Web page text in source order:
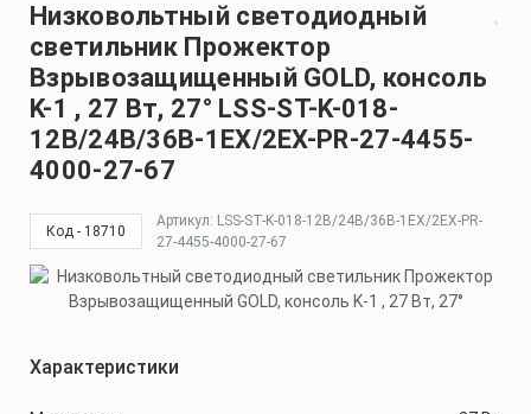
Низковольтный светодиодный
светильник Прожектор
Взрывозащищенный GOLD, консоль
K-1 , 27 Вт, 27° LSS-ST-K-018-
12В/24В/36В-1EX/2EX-PR-27-4455-
4000-27-67
Код - 18710
Артикул: LSS-ST-K-018-12В/24В/36В-1EX/2EX-PR-
27-4455-4000-27-67
Характеристики